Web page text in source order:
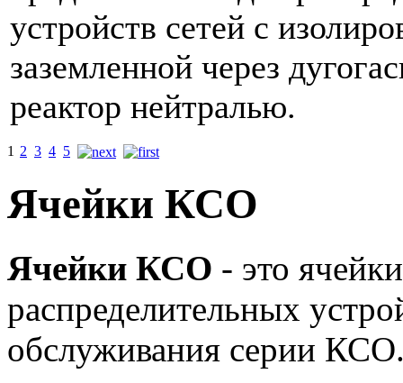
устройств сетей с
заземленной через
реактор нейтралью.
1 2 3 4 5
Ячейки КСО
Ячейки КСО - это
распределительных
обслуживания серии